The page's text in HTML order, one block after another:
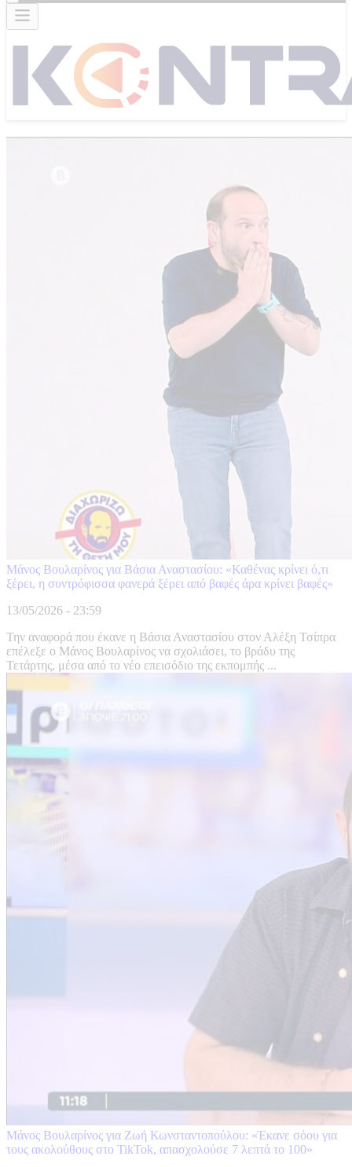
Μάνος Βουλαρίνος για Βάσια Αναστασίου: «Καθένας κρίνει ό,τι
ξέρει, η συντρόφισσα φανερά ξέρει από βαφές άρα κρίνει βαφές»
13/05/2026 - 23:59
Την αναφορά που έκανε η Βάσια Αναστασίου στον Αλέξη Τσίπρα
επέλεξε ο Μάνος Βουλαρίνος να σχολιάσει, το βράδυ της
Τετάρτης, μέσα από το νέο επεισόδιο της εκπομπής ...
Μάνος Βουλαρίνος για Ζωή Κωνσταντοπούλου: «Έκανε σόου για
τους ακολούθους στο TikTok, απασχολούσε 7 λεπτά το 100»